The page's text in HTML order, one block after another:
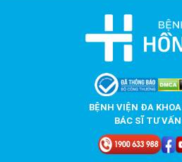
BỆNH VIỆN ĐA
BÁC SĨ TƯ